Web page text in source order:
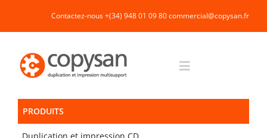
contenu
Contactez-nous +(34) 948 01 09 80commercial@copysan.fr
Toggle
Accueil
PRODUITS